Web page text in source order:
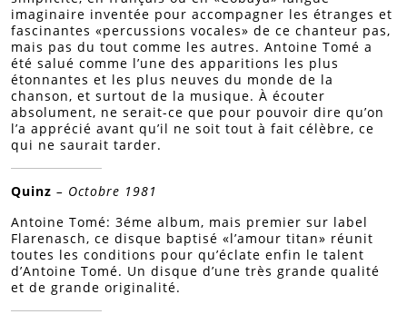
imaginaire inventée pour accompagner les étranges et
fascinantes «percussions vocales» de ce chanteur pas,
mais pas du tout comme les autres. Antoine Tomé a
été salué comme l’une des apparitions les plus
étonnantes et les plus neuves du monde de la
chanson, et surtout de la musique. À écouter
absolument, ne serait-ce que pour pouvoir dire qu’on
l’a apprécié avant qu’il ne soit tout à fait célèbre, ce
qui ne saurait tarder.
Quinz – Octobre 1981
Antoine Tomé: 3éme album, mais premier sur label
Flarenasch, ce disque baptisé «l’amour titan» réunit
toutes les conditions pour qu’éclate enfin le talent
d’Antoine Tomé. Un disque d’une très grande qualité
et de grande originalité.